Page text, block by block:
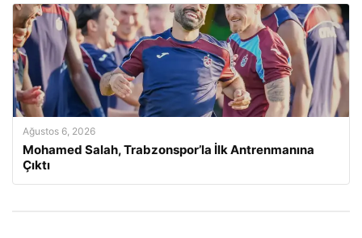
Ağustos 6, 2026
Mohamed Salah, Trabzonspor’la İlk Antrenmanına
Çıktı